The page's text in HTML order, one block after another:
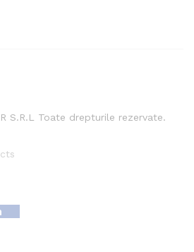
S.R.L Toate drepturile rezervate.